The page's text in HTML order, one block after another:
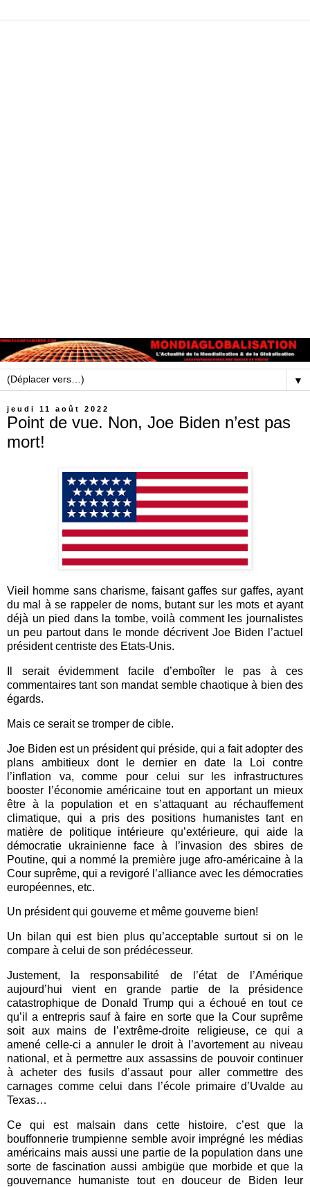
▼
jeudi 11 août 2022
Point de vue. Non, Joe Biden n’est pas
mort!
Vieil homme sans charisme, faisant gaffes sur gaffes, ayant
du mal à se rappeler de noms, butant sur les mots et ayant
déjà un pied dans la tombe, voilà comment les journalistes
un peu partout dans le monde décrivent Joe Biden l’actuel
président centriste des Etats-Unis.
Il serait évidemment facile d’emboîter le pas à ces
commentaires tant son mandat semble chaotique à bien des
égards.
Mais ce serait se tromper de cible.
Joe Biden est un président qui préside, qui a fait adopter des
plans ambitieux dont le dernier en date la Loi contre
l’inflation va, comme pour celui sur les infrastructures
booster l’économie américaine tout en apportant un mieux
être à la population et en s’attaquant au réchauffement
climatique, qui a pris des positions humanistes tant en
matière de politique intérieure qu’extérieure, qui aide la
démocratie ukrainienne face à l’invasion des sbires de
Poutine, qui a nommé la première juge afro-américaine à la
Cour suprême, qui a revigoré l’alliance avec les démocraties
européennes, etc.
Un président qui gouverne et même gouverne bien!
Un bilan qui est bien plus qu’acceptable surtout si on le
compare à celui de son prédécesseur.
Justement, la responsabilité de l’état de l’Amérique
aujourd’hui vient en grande partie de la présidence
catastrophique de Donald Trump qui a échoué en tout ce
qu’il a entrepris sauf à faire en sorte que la Cour suprême
soit aux mains de l’extrême-droite religieuse, ce qui a
amené celle-ci a annuler le droit à l’avortement au niveau
national, et à permettre aux assassins de pouvoir continuer
à acheter des fusils d’assaut pour aller commettre des
carnages comme celui dans l’école primaire d’Uvalde au
Texas…
Ce qui est malsain dans cette histoire, c’est que la
bouffonnerie trumpienne semble avoir imprégné les médias
américains mais aussi une partie de la population dans une
sorte de fascination aussi ambigüe que morbide et que la
gouvernance humaniste tout en douceur de Biden leur